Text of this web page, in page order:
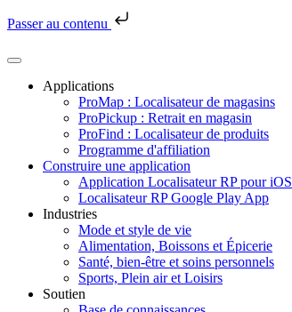
Passer au contenu
au
Applications
ProMap : Localisateur de magasins
ProPickup : Retrait en magasin
ProFind : Localisateur de produits
Programme d'affiliation
Construire une application
Application Localisateur RP pour iOS
Localisateur RP Google Play App
Industries
Mode et style de vie
Alimentation, Boissons et Épicerie
Santé, bien-être et soins personnels
Sports, Plein air et Loisirs
Soutien